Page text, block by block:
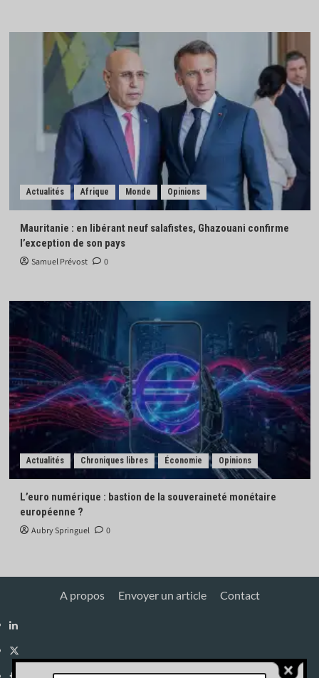
Actualités Afrique Monde Opinions
Mauritanie : en libérant neuf salafistes, Ghazouani confirme
l’exception de son pays
Samuel Prévost 0
Actualités Chroniques libres Économie Opinions
L’euro numérique : bastion de la souveraineté monétaire
européenne ?
Aubry Springuel 0
A propos Envoyer un article Contact
Linkedin
X
Facebook